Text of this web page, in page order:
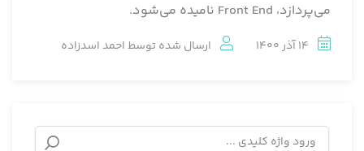
می‌پردازد، Front End نامیده می‌شود.
14 آذر 1400 ارسال شده توسط احمد اسدزاده